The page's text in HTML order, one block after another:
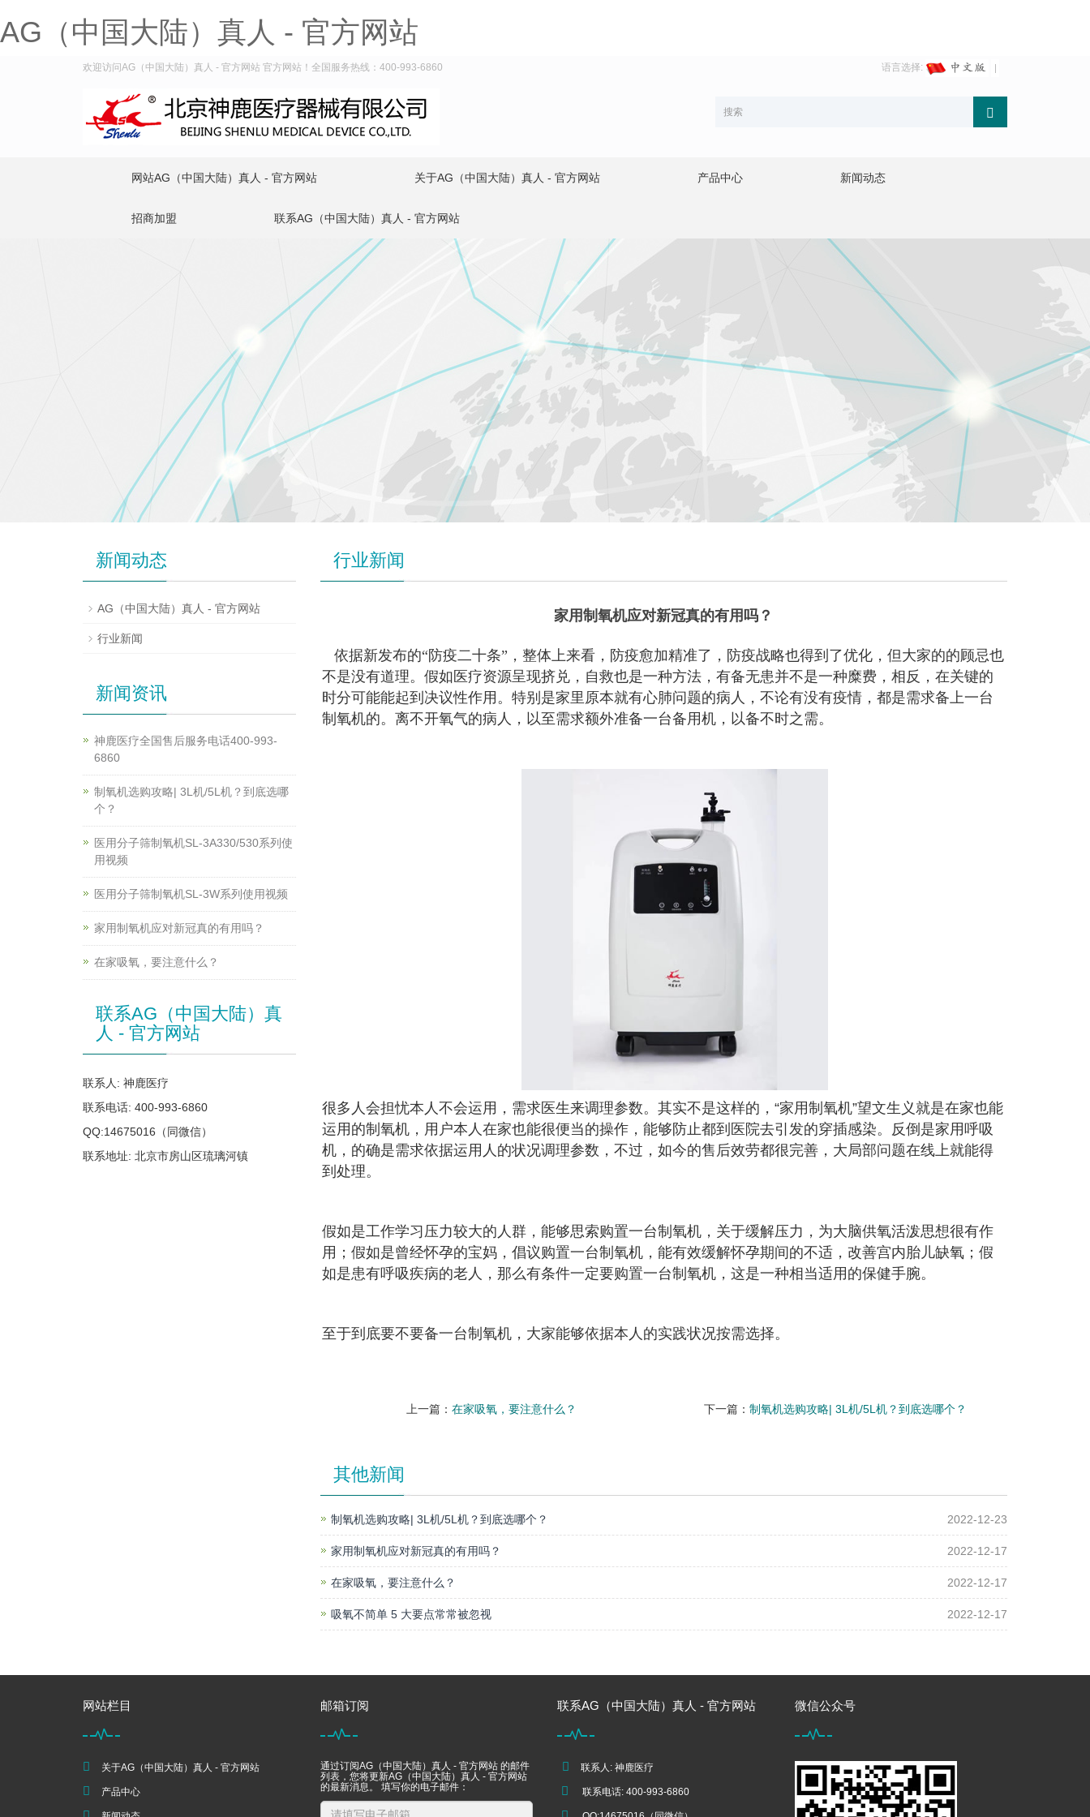
AG（中国大陆）真人 - 官方网站
欢迎访问AG（中国大陆）真人 - 官方网站 官方网站！全国服务热线：400-993-6860 语言选择:
网站AG（中国大陆）真人 - 官方网站 关于AG（中国大陆）真人 - 官方网站 产品中心 新闻动态
招商加盟 联系AG（中国大陆）真人 - 官方网站
行业新闻
家用制氧机应对新冠真的有用吗？
依据新发布的“防疫二十条”，整体上来看，防疫愈加精准了，防疫战略也得到了优化，但大家的的顾忌也
不是没有道理。假如医疗资源呈现挤兑，自救也是一种方法，有备无患并不是一种糜费，相反，在关键的
时分可能能起到决议性作用。特别是家里原本就有心肺问题的病人，不论有没有疫情，都是需求备上一台
制氧机的。离不开氧气的病人，以至需求额外准备一台备用机，以备不时之需。
很多人会担忧本人不会运用，需求医生来调理参数。其实不是这样的，“家用制氧机”望文生义就是在家也能
运用的制氧机，用户本人在家也能很便当的操作，能够防止都到医院去引发的穿插感染。反倒是家用呼吸
机，的确是需求依据运用人的状况调理参数，不过，如今的售后效劳都很完善，大局部问题在线上就能得
到处理。
假如是工作学习压力较大的人群，能够思索购置一台制氧机，关于缓解压力，为大脑供氧活泼思想很有作
用；假如是曾经怀孕的宝妈，倡议购置一台制氧机，能有效缓解怀孕期间的不适，改善宫内胎儿缺氧；假
如是患有呼吸疾病的老人，那么有条件一定要购置一台制氧机，这是一种相当适用的保健手腕。
至于到底要不要备一台制氧机，大家能够依据本人的实践状况按需选择。
上一篇：在家吸氧，要注意什么？ 下一篇：制氧机选购攻略| 3L机/5L机？到底选哪个？
其他新闻
制氧机选购攻略| 3L机/5L机？到底选哪个？ 2022-12-23
家用制氧机应对新冠真的有用吗？ 2022-12-17
在家吸氧，要注意什么？ 2022-12-17
吸氧不简单 5 大要点常常被忽视 2022-12-17
新闻动态
AG（中国大陆）真人 - 官方网站
行业新闻
新闻资讯
神鹿医疗全国售后服务电话400-993-
6860
制氧机选购攻略| 3L机/5L机？到底选哪
个？
医用分子筛制氧机SL-3A330/530系列使
用视频
医用分子筛制氧机SL-3W系列使用视频
家用制氧机应对新冠真的有用吗？
在家吸氧，要注意什么？
联系AG（中国大陆）真
人 - 官方网站
联系人: 神鹿医疗
联系电话: 400-993-6860
QQ:14675016（同微信）
联系地址: 北京市房山区琉璃河镇
网站栏目
关于AG（中国大陆）真人 - 官方网站
产品中心
邮箱订阅
通过订阅AG（中国大陆）真人 - 官方网站 的邮件
列表，您将更新AG（中国大陆）真人 - 官方网站
的最新消息。 填写你的电子邮件：
联系AG（中国大陆）真人 - 官方网站
联系人: 神鹿医疗
联系电话: 400-993-6860
微信公众号